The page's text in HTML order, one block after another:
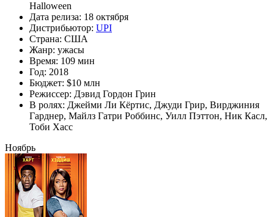
Halloween
Дата релиза: 18 октября
Дистрибьютор: UPI
Страна: США
Жанр: ужасы
Время: 109 мин
Год: 2018
Бюджет: $10 млн
Режиссер: Дэвид Гордон Грин
В ролях: Джейми Ли Кёртис, Джуди Грир, Вирджиния
Гарднер, Майлз Гатри Роббинс, Уилл Пэттон, Ник Касл,
Тоби Хасс
Ноябрь